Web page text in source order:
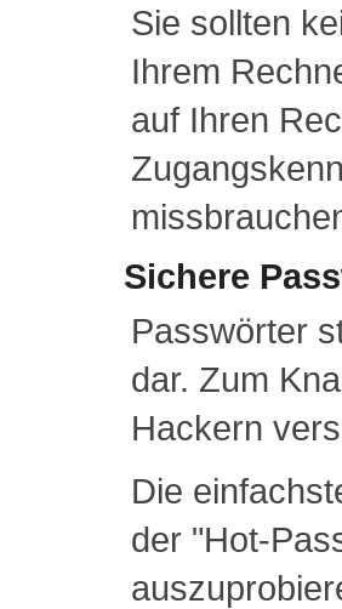
Sie sollten
Ihrem
auf Ihren
Sichere
Passwörter
dar. Zum
Hackern
Die
der "Hot-